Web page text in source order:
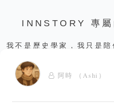
INNSTORY 專屬
我不是歷史學家，我只是
阿時 （Ashi）